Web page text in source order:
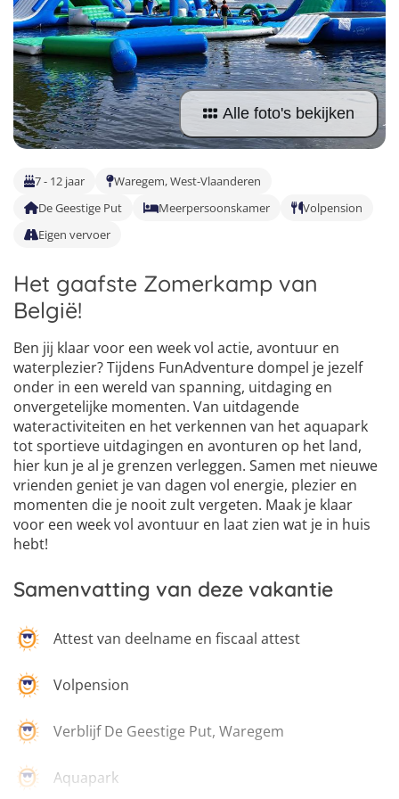
Malta
Nederland
Buitenland
Surfkampen Buitenland
Surfkampen 18+
Taalvakanties Duits
Taalvakanties Italiaans
Alle foto's bekijken
7 - 12 jaar
Waregem, West-Vlaanderen
De Geestige Put
Meerpersoonskamer
Volpension
Eigen vervoer
Het gaafste Zomerkamp van
België!
Ben jij klaar voor een week vol actie, avontuur en
waterplezier? Tijdens FunAdventure dompel je jezelf
onder in een wereld van spanning, uitdaging en
onvergetelijke momenten. Van uitdagende
wateractiviteiten en het verkennen van het aquapark
tot sportieve uitdagingen en avonturen op het land,
hier kun je al je grenzen verleggen. Samen met nieuwe
vrienden geniet je van dagen vol energie, plezier en
momenten die je nooit zult vergeten. Maak je klaar
voor een week vol avontuur en laat zien wat je in huis
hebt!
Samenvatting van deze vakantie
Attest van deelname en fiscaal attest
Volpension
Verblijf De Geestige Put, Waregem
Aquapark